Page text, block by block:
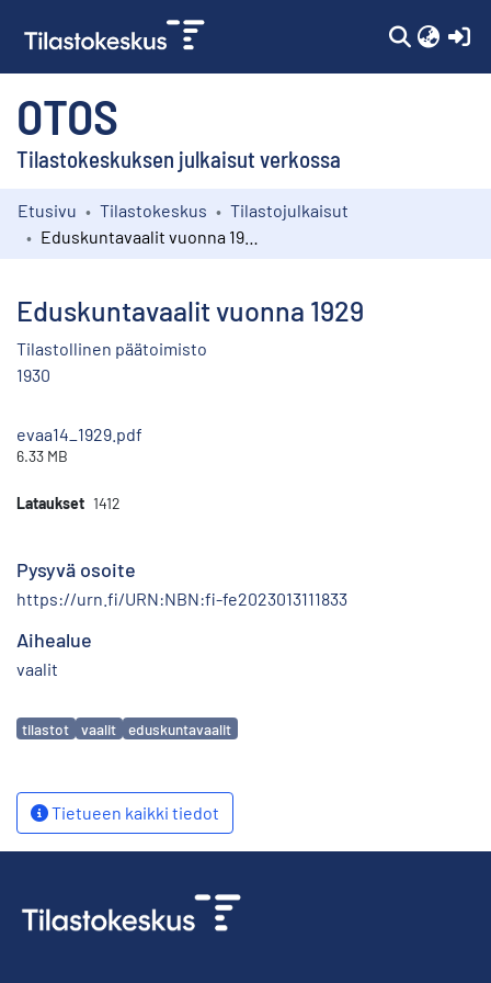
OTOS
Tilastokeskuksen julkaisut verkossa
Kokoelmat
Etusivu Tilastokeskus
Tilastojulkaisut
Eduskuntavaalit vuonna 1929
Tilastollinen päätoimisto
1930
evaa14_1929.pdf
6.33 MB
Lataukset 1412
Pysyvä osoite
https://urn.fi/URN:NBN:fi-fe2023013111833
Aihealue
vaalit
Avainsanat
tilastot vaalit eduskuntavaalit
Tietueen kaikki tiedot